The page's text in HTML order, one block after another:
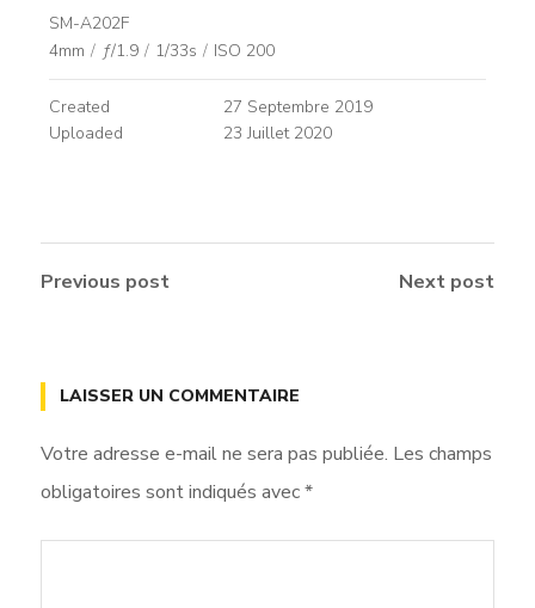
SM-A202F
4mm / ƒ/1.9 / 1/33s / ISO 200
Created
27 Septembre 2019
Uploaded
23 Juillet 2020
Previous post Next post
LAISSER UN COMMENTAIRE
Votre adresse e-mail ne sera pas publiée. Les champs
obligatoires sont indiqués avec*